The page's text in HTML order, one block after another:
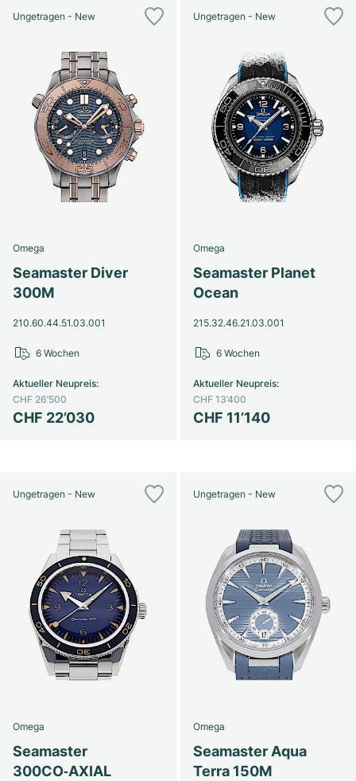
Ungetragen - New
Omega
Seamaster Diver
300M
210.60.44.51.03.001
CHF 22’030
Aktueller Neupreis:
CHF 26’500
6 Wochen
Ungetragen - New
Omega
Seamaster Planet
Ocean
215.32.46.21.03.001
CHF 11’140
Aktueller Neupreis:
CHF 13’400
6 Wochen
Ungetragen - New
Omega
Seamaster
300CO‑AXIAL
Ungetragen - New
Omega
Seamaster Aqua
Terra 150M